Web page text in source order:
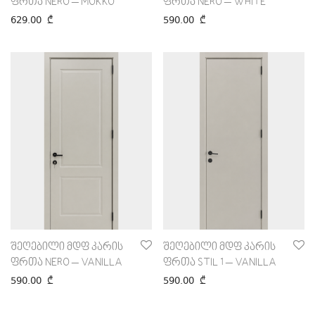
629.00 ₾ 590.00 ₾
შეღებილი მდფ კარის
ფრთა NERO – VANILLA
590.00 ₾
შეღებილი მდფ კარის
ფრთა STIL 1 – VANILLA
590.00 ₾